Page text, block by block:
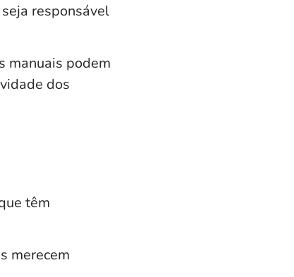
responsável
manuais podem
dos
têm
merecem